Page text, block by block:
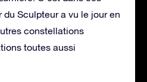
du Sculpteur a vu le jour en
constellations
toutes aussi